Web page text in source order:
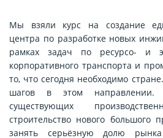
Мы взяли курс на создание
центра по разработке новых
рамках задач по ресурсо- и
корпоративного транспорта и
то, что сегодня необходимо
шагов в этом направлении.
существующих
строительство нового большого
занять серьёзную долю